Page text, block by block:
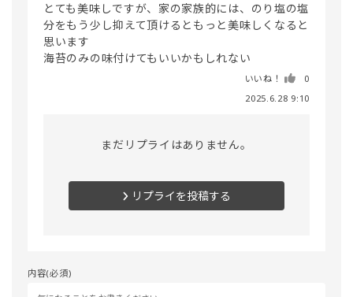
とても美味しですが、家の家族的には、のり塩の塩
分をもう少し抑えて頂けるともっと美味しくなると
思います
海苔のみの味付けてもいいかもしれない
いいね！
0
2025.6.28 9:10
まだリプライはありません。
リプライを投稿する
内容(必須)